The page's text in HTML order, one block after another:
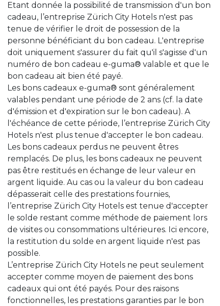
Etant donnée la possibilité de transmission d'un bon
cadeau, l’entreprise Zürich City Hotels n'est pas
tenue de vérifier le droit de possession de la
personne bénéficiant du bon cadeau. L'entreprise
doit uniquement s'assurer du fait qu'il s'agisse d'un
numéro de bon cadeau e-guma® valable et que le
bon cadeau ait bien été payé.
Les bons cadeaux e-guma® sont généralement
valables pendant une période de 2 ans (cf. la date
d'émission et d'expiration sur le bon cadeau). A
l'échéance de cette période, l’entreprise Zürich City
Hotels n'est plus tenue d'accepter le bon cadeau.
Les bons cadeaux perdus ne peuvent êtres
remplacés. De plus, les bons cadeaux ne peuvent
pas être restitués en échange de leur valeur en
argent liquide. Au cas ou la valeur du bon cadeau
dépasserait celle des prestations fournies,
l’entreprise Zürich City Hotels est tenue d'accepter
le solde restant comme méthode de paiement lors
de visites ou consommations ultérieures. Ici encore,
la restitution du solde en argent liquide n'est pas
possible.
L’entreprise Zürich City Hotels ne peut seulement
accepter comme moyen de paiement des bons
cadeaux qui ont été payés. Pour des raisons
fonctionnelles, les prestations garanties par le bon